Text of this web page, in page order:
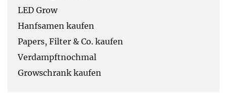
LED Grow
Hanfsamen kaufen
Papers, Filter & Co. kaufen
Verdampftnochmal
Growschrank kaufen